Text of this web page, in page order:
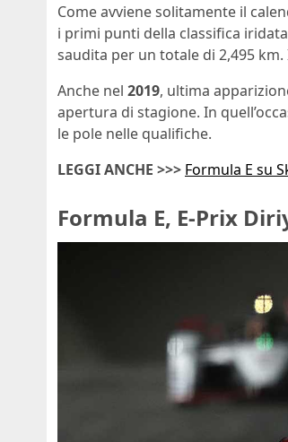
Come avviene solitamente il
i primi punti della classifica
saudita per un totale di 2,495
Anche nel 2019, ultima
apertura di stagione. In
le pole nelle qualifiche.
LEGGI ANCHE >>> Formula E su
Formula E, E-Prix